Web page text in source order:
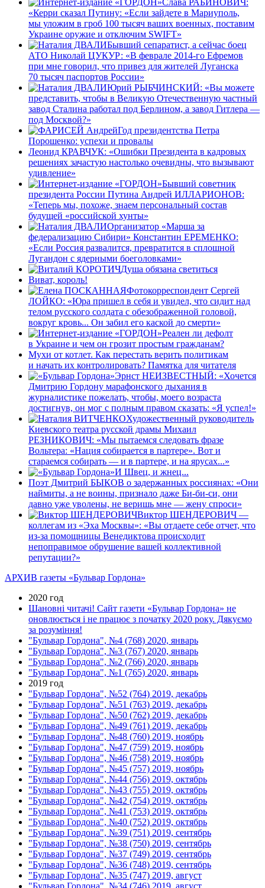
«Керри сказал Путину: «Если зайдете в Мариуполь,
мы уложим в гроб 100 тысяч ваших военных, поставим
Украине оружие и отключим SWIFT»
Бывший сепаратист, а сейчас боец
АТО Николай ЦУКУР: «В феврале 2014-го Ефремов
при мне говорил, что привез для жителей Луганска
70 тысяч паспортов России»
Юрий РЫБЧИНСКИЙ: «Вы можете
представить, чтобы в Великую Отечественную частный
завод Сталина работал под Берлином, а завод Гитлера —
под Москвой?»
Год президентства Петра
Порошенко: успехи и провалы
Леонид КРАВЧУК: «Ошибки Президента в кадровых
решениях зачастую настолько очевидны, что вызывают
удивление»
Бывший советник
президента России Путина Андрей ИЛЛАРИОНОВ:
«Теперь мы, похоже, знаем персональный состав
будущей «российской хунты»
Организатор «Марша за
федерализацию Сибири» Константин ЕРЕМЕНКО:
«Если Россия развалится, превратится в сплошной
Лугандон с ядерными боеголовками»
Душа обязана светиться
Виват, король!
Фотокорреспондент Сергей
ЛОЙКО: «Юра пришел в себя и увидел, что сидит над
телом русского солдата с обезображенной головой,
вокруг кровь... Он забил его каской до смерти»
Реален ли дефолт
в Украине и чем он грозит простым гражданам?
Мухи от котлет. Как перестать верить политикам
и начать их контролировать? Памятка для читателя
Эрнст НЕИЗВЕСТНЫЙ: «Хочется
Дмитрию Гордону марафонского дыхания в
журналистике пожелать, чтобы, моего возраста
достигнув, он мог с полным правом сказать: «Я успел!»
Художественный руководитель
Киевского театра русской драмы Михаил
РЕЗНИКОВИЧ: «Мы пытаемся следовать фразе
Вольтера: «Нация собирается в партере». Вот и
стараемся собирать — и в партере, и на ярусах...»
И Швец, и жнец...
Поэт Дмитрий БЫКОВ о задержанных россиянах: «Они
наймиты, а не воины, признало даже Би-би-си, они
давно уже уволены, не веришь мне — жену спроси»
Виктор ШЕНДЕРОВИЧ —
коллегам из «Эха Москвы»: «Вы отдаете себе отчет, что
из-за помощницы Венедиктова происходит
непоправимое обрушение вашей коллективной
репутации?»
АРХИВ газеты «Бульвар Гордона»
2020 год
Шановні читачі! Сайт газети «Бульвар Гордона» не
оновлюється і не працює з початку 2020 року. Дякуємо
за розуміння!
"Бульвар Гордона", №4 (768) 2020, январь
"Бульвар Гордона", №3 (767) 2020, январь
"Бульвар Гордона", №2 (766) 2020, январь
"Бульвар Гордона", №1 (765) 2020, январь
2019 год
"Бульвар Гордона", №52 (764) 2019, декабрь
"Бульвар Гордона", №51 (763) 2019, декабрь
"Бульвар Гордона", №50 (762) 2019, декабрь
"Бульвар Гордона", №49 (761) 2019, декабрь
"Бульвар Гордона", №48 (760) 2019, ноябрь
"Бульвар Гордона", №47 (759) 2019, ноябрь
"Бульвар Гордона", №46 (758) 2019, ноябрь
"Бульвар Гордона", №45 (757) 2019, ноябрь
"Бульвар Гордона", №44 (756) 2019, октябрь
"Бульвар Гордона", №43 (755) 2019, октябрь
"Бульвар Гордона", №42 (754) 2019, октябрь
"Бульвар Гордона", №41 (753) 2019, октябрь
"Бульвар Гордона", №40 (752) 2019, октябрь
"Бульвар Гордона", №39 (751) 2019, сентябрь
"Бульвар Гордона", №38 (750) 2019, сентябрь
"Бульвар Гордона", №37 (749) 2019, сентябрь
"Бульвар Гордона", №36 (748) 2019, сентябрь
"Бульвар Гордона", №35 (747) 2019, август
"Бульвар Гордона", №34 (746) 2019, август